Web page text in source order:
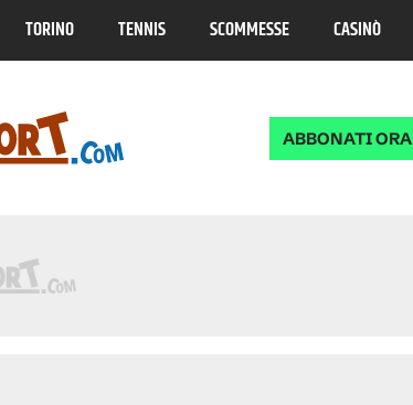
TORINO TENNIS SCOMMESSE CASINÒ
ABBONATI ORA